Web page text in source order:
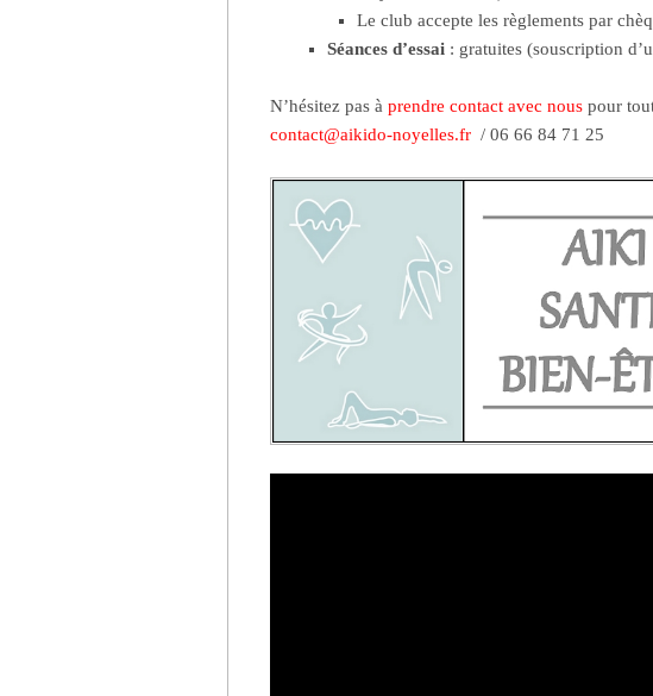
Le club accepte les règlements par
Séances d’essai : gratuites (souscription
N’hésitez pas à prendre contact avec nous pour
contact@aikido-noyelles.fr / 06 66 84 71 25